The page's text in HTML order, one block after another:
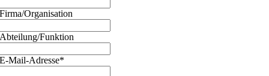
Firma/Organisation
Abteilung/Funktion
E-Mail-Adresse*